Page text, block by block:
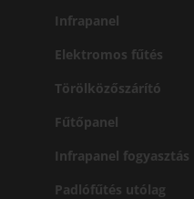
Infrapanel
Elektromos fűtés
Törölközőszárító
Fűtőpanel
Infrapanel fogyasztás
Padlófűtés utólag